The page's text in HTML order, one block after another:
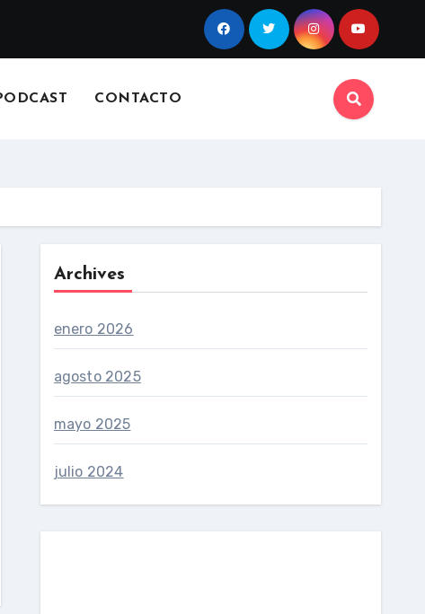
CONTACTO
Archives
enero 2026
agosto 2025
mayo 2025
julio 2024